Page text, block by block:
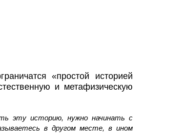
«простой историей
и метафизическую
эту историю, нужно начинать с
в другом месте, в ином